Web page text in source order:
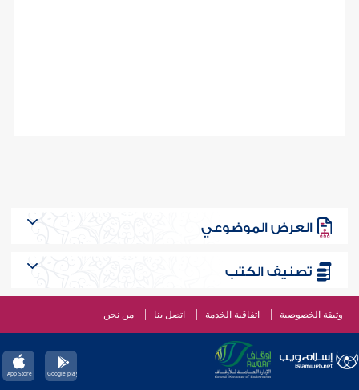
العرض الموضوعي
تصنيف الكتب
وثيقة الخصوصية اتفاقية الخدمة اتصل بنا من نحن